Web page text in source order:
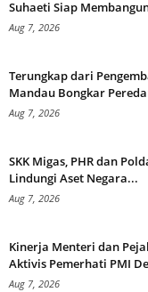
Suhaeti Siap
Aug 7, 2026
Terungkap dari
Mandau Bongkar
Aug 7, 2026
SKK Migas, PHR dan
Lindungi Aset Negara...
Aug 7, 2026
Kinerja Menteri dan
Aktivis Pemerhati PMI
Aug 7, 2026